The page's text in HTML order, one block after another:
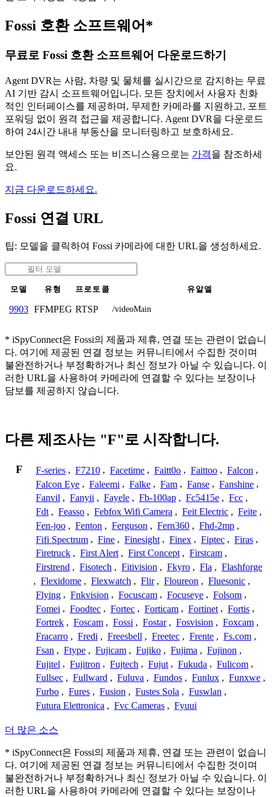
Fossi 호환 소프트웨어*
무료로 Fossi 호환 소프트웨어 다운로드하기
Agent DVR는 사람, 차량 및 물체를 실시간으로 감지하는 무료
AI 기반 감시 소프트웨어입니다. 모든 장치에서 사용자 친화
적인 인터페이스를 제공하며, 무제한 카메라를 지원하고, 포트
포워딩 없이 원격 접근을 제공합니다. Agent DVR을 다운로드
하여 24시간 내내 부동산을 모니터링하고 보호하세요.
보안된 원격 액세스 또는 비즈니스용으로는 가격을 참조하세
요.
지금 다운로드하세요.
Fossi 연결 URL
팁: 모델을 클릭하여 Fossi 카메라에 대한 URL을 생성하세요.
모델 유형 프로토콜 유알엘
9903 FFMPEG RTSP /videoMain
* iSpyConnect은 Fossi의 제품과 제휴, 연결 또는 관련이 없습니
다. 여기에 제공된 연결 정보는 커뮤니티에서 수집한 것이며
불완전하거나 부정확하거나 최신 정보가 아닐 수 있습니다. 이
러한 URL을 사용하여 카메라에 연결할 수 있다는 보장이나
담보를 제공하지 않습니다.
다른 제조사는 "F"로 시작합니다.
F F-series , F7210 , Facetime , Faitt0o , Faittoo , Falcon ,
Falcon Eye , Faleemi , Falke , Fam , Fanse , Fanshine ,
Fanvil , Fanyii , Fayele , Fb-100ap , Fc5415e , Fcc ,
Fdt , Feasso , Febfox Wifi Camera , Feit Electric , Feite ,
Fen-joo , Fenton , Ferguson , Fern360 , Fhd-2mp ,
Fifi Spectrum , Fine , Finesight , Finex , Fiptec , Firas ,
Firetruck , First Alert , First Concept , Firstcam ,
Firstrend , Fisotech , Fitivision , Fkyro , Fla , Flashforge
, Flexidome , Flexwatch , Flir , Floureon , Fluesonic ,
Flying , Fnkvision , Focuscam , Focuseye , Folsom ,
Fomei , Foodtec , Fortec , Forticam , Fortinet , Fortis ,
Fortrek , Foscam , Fossi , Fostar , Fosvision , Foxcam ,
Fracarro , Fredi , Freesbell , Freetec , Frente , Fs.com ,
Fsan , Ftype , Fujicam , Fujiko , Fujima , Fujinon ,
Fujitel , Fujitron , Fujtech , Fujut , Fukuda , Fulicom ,
Fullsec , Fullward , Fuluva , Fundos , Funlux , Funxwe ,
Furbo , Fures , Fusion , Fustes Sola , Fuswlan ,
Futura Elettronica , Fvc Cameras , Fyuui
더 많은 소스
* iSpyConnect은 Fossi의 제품과 제휴, 연결 또는 관련이 없습니
다. 여기에 제공된 연결 정보는 커뮤니티에서 수집한 것이며
불완전하거나 부정확하거나 최신 정보가 아닐 수 있습니다. 이
러한 URL을 사용하여 카메라에 연결할 수 있다는 보장이나